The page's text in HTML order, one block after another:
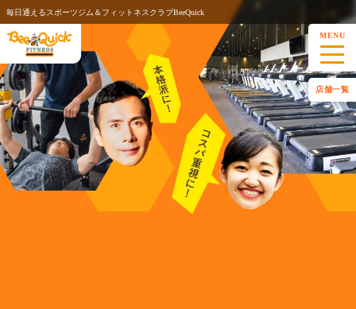
毎日通えるスポーツジム＆フィットネスクラブBeeQuick
MENU
店舗一覧